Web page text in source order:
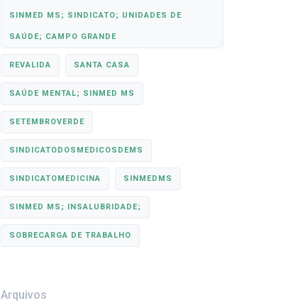
SINMED MS; SINDICATO; UNIDADES DE
SAÚDE; CAMPO GRANDE
REVALIDA SANTA CASA
SAÚDE MENTAL; SINMED MS
SETEMBROVERDE
SINDICATODOSMEDICOSDEMS
SINDICATOMEDICINA SINMEDMS
SINMED MS; INSALUBRIDADE;
SOBRECARGA DE TRABALHO
Arquivos